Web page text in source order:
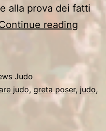
alla prova dei fatti
reading
Judo
sul
Judo
judo, greta poser, judo,